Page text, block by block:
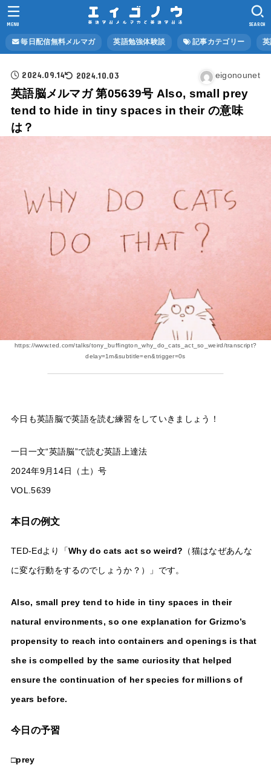
毎日配信無料メルマガ 英語勉強体験談 記事カテゴリー
SEARCH
MENU
2024.09.14 2024.10.03 eigonounet
英語脳メルマガ 第05639号 Also, small prey
tend to hide in tiny spaces in their の意味
は？
https://www.ted.com/talks/tony_buffington_why_do_cats_act_so_weird/transcript?
delay=1m&subtitle=en&trigger=0s
今日も英語脳で英語を読む練習をしていきましょう！
一日一文“英語脳”で読む英語上達法
2024年9月14日（土）号
VOL.5639
本日の例文
TED-Edより「Why do cats act so weird? （猫はなぜあんな
に変な行動をするのでしょうか？）」です。
Also, small prey tend to hide in tiny spaces in their
natural environments, so one explanation for Grizmo’s
propensity to reach into containers and openings is that
she is compelled by the same curiosity that helped
ensure the continuation of her species for millions of
years before.
今日の予習
□prey